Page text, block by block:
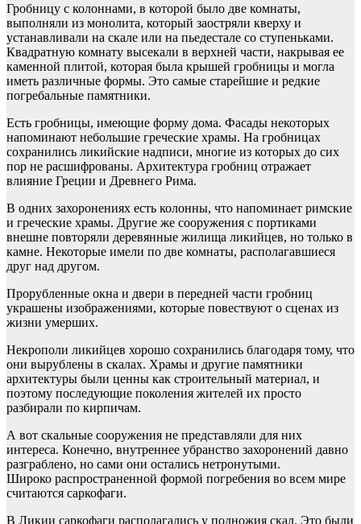
Гробницу с колоннами, в которой было две комнаты,
выполняли из монолита, который заостряли кверху и
устанавливали на скале или на пьедестале со ступеньками.
Квадратную комнату высекали в верхней части, накрывая ее
каменной плитой, которая была крышей гробницы и могла
иметь различные формы. Это самые старейшие и редкие
погребальные памятники.
Есть гробницы, имеющие форму дома. Фасады некоторых
напоминают небольшие греческие храмы. На гробницах
сохранились ликийские надписи, многие из которых до сих
пор не расшифрованы. Архитектура гробниц отражает
влияние Греции и Древнего Рима.
В одних захоронениях есть колонны, что напоминает римские
и греческие храмы. Другие же сооружения с портиками
внешне повторяли деревянные жилища ликийцев, но только в
камне. Некоторые имели по две комнаты, располагавшиеся
друг над другом.
Прорубленные окна и двери в передней части гробниц
украшены изображениями, которые повествуют о сценах из
жизни умерших.
Некрополи ликийцев хорошо сохранились благодаря тому, что
они вырублены в скалах. Храмы и другие памятники
архитектуры были ценны как строительный материал, и
поэтому последующие поколения жителей их просто
разбирали по кирпичам.
А вот скальные сооружения не представляли для них
интереса. Конечно, внутреннее убранство захоронений давно
разграблено, но сами они остались нетронутыми.
Широко распространенной формой погребения во всем мире
считаются саркофаги.
В Ликии саркофаги располагались у подножия скал. Это были